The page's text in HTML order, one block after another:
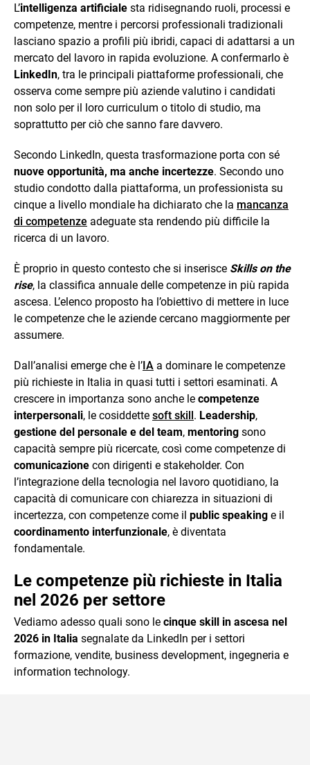
L’intelligenza artificiale sta ridisegnando ruoli, processi e
competenze, mentre i percorsi professionali tradizionali
lasciano spazio a profili più ibridi, capaci di adattarsi a un
mercato del lavoro in rapida evoluzione. A confermarlo è
LinkedIn, tra le principali piattaforme professionali, che
osserva come sempre più aziende valutino i candidati
non solo per il loro curriculum o titolo di studio, ma
soprattutto per ciò che sanno fare davvero.
Secondo LinkedIn, questa trasformazione porta con sé
nuove opportunità, ma anche incertezze. Secondo uno
studio condotto dalla piattaforma, un professionista su
cinque a livello mondiale ha dichiarato che la mancanza
di competenze adeguate sta rendendo più difficile la
ricerca di un lavoro.
È proprio in questo contesto che si inserisce Skills on the
rise, la classifica annuale delle competenze in più rapida
ascesa. L’elenco proposto ha l’obiettivo di mettere in luce
le competenze che le aziende cercano maggiormente per
assumere.
Dall’analisi emerge che è l’IA a dominare le competenze
più richieste in Italia in quasi tutti i settori esaminati. A
crescere in importanza sono anche le competenze
interpersonali, le cosiddette soft skill. Leadership,
gestione del personale e del team, mentoring sono
capacità sempre più ricercate, così come competenze di
comunicazione con dirigenti e stakeholder. Con
l’integrazione della tecnologia nel lavoro quotidiano, la
capacità di comunicare con chiarezza in situazioni di
incertezza, con competenze come il public speaking e il
coordinamento interfunzionale, è diventata
fondamentale.
Le competenze più richieste in Italia
nel 2026 per settore
Vediamo adesso quali sono le cinque skill in ascesa nel
2026 in Italia segnalate da LinkedIn per i settori
formazione, vendite, business development, ingegneria e
information technology.